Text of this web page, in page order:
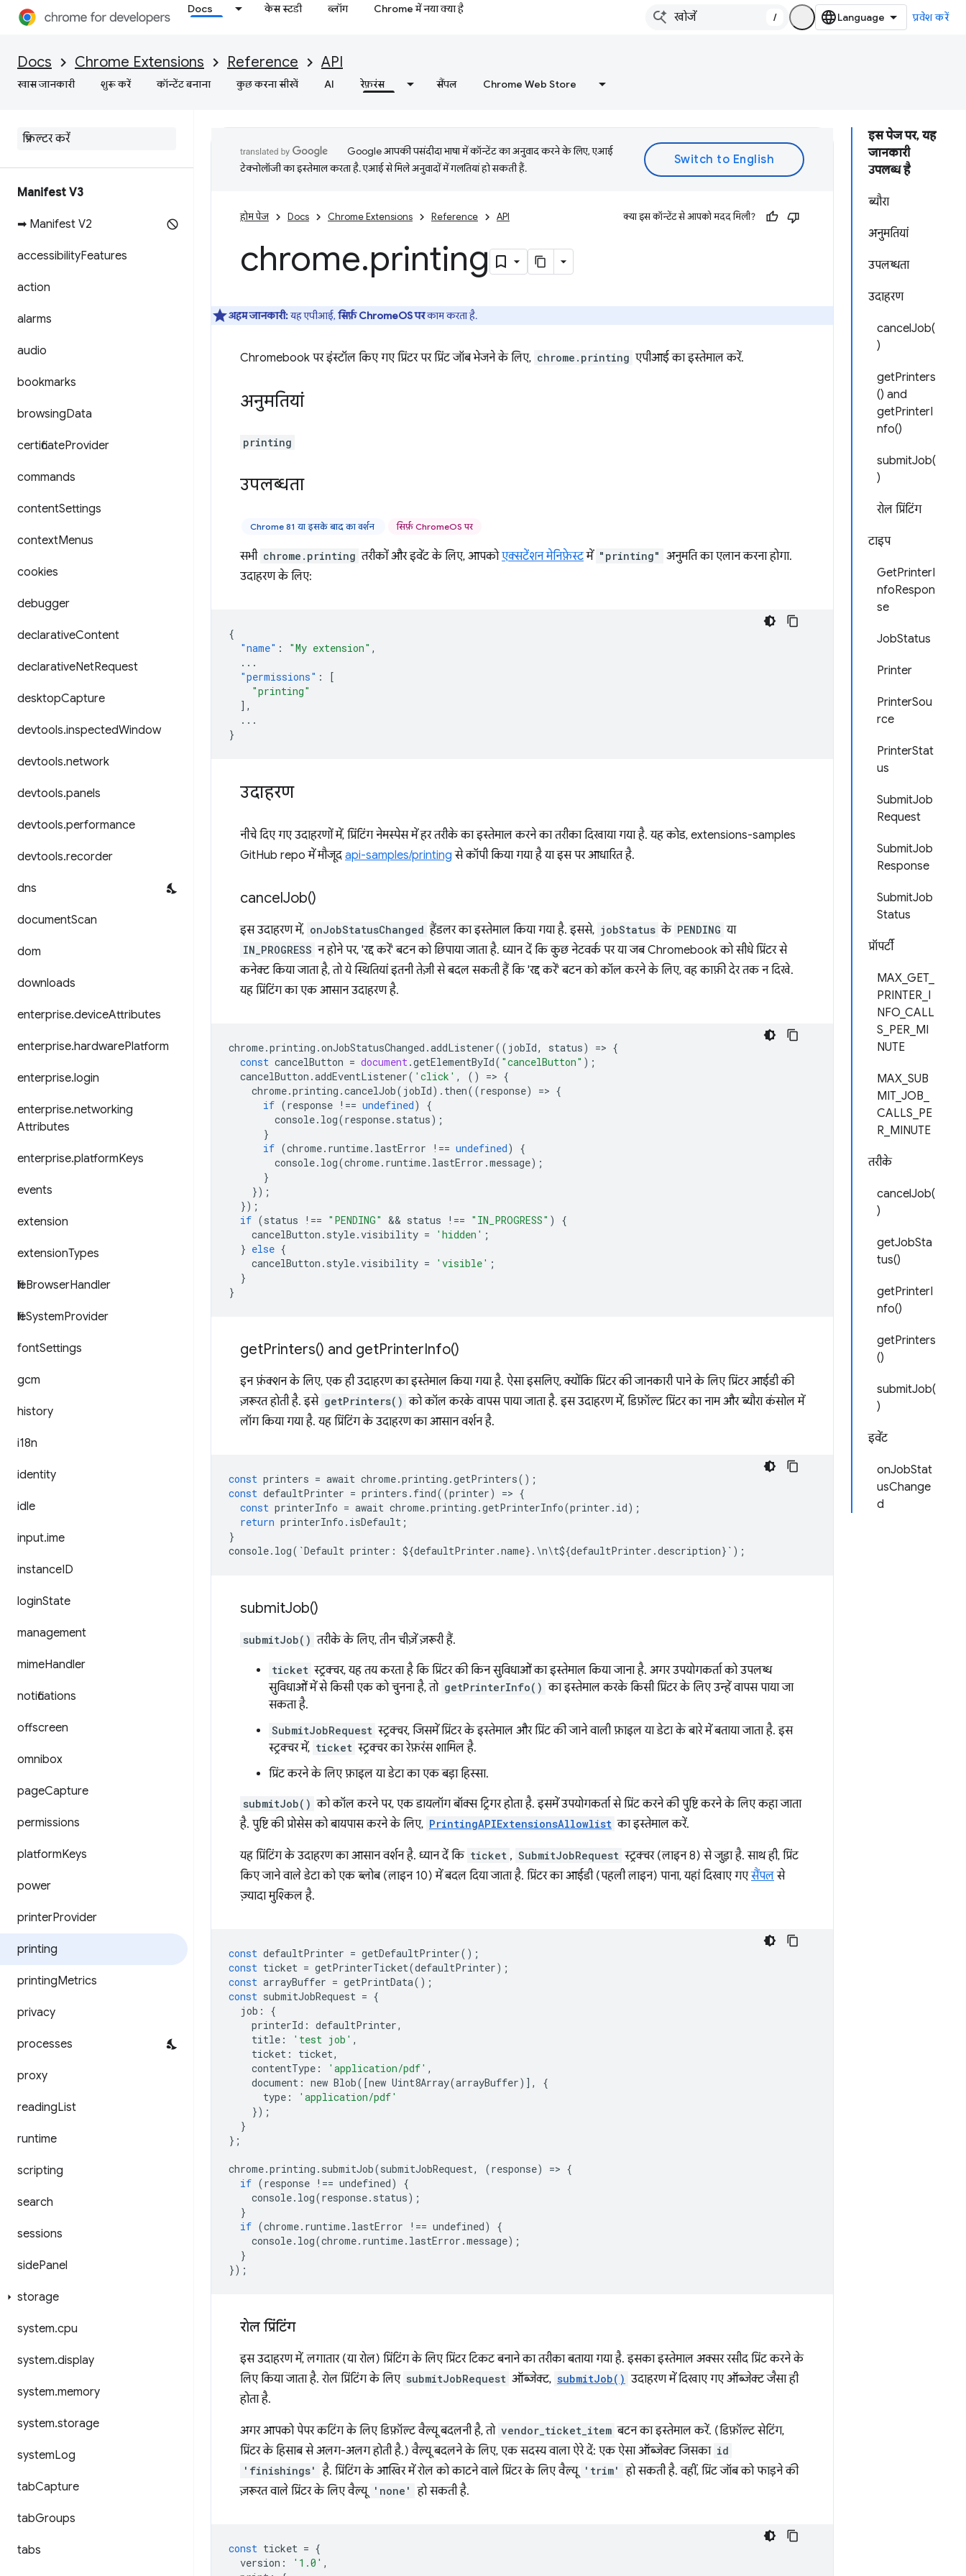
Docs केस स्टडी ब्लॉग Chrome में नया क्या है
/ प्रवेश करें
Docs Chrome Extensions Reference API
खास जानकारी शुरू करें कॉन्टेंट बनाना कुछ करना सीखें AI रेफ़रंस सैंपल Chrome Web Store
Manifest V3
➡ Manifest V2
accessibilityFeatures
action
alarms
audio
bookmarks
browsingData
certificateProvider
commands
contentSettings
contextMenus
cookies
debugger
declarativeContent
declarativeNetRequest
desktopCapture
devtools.inspectedWindow
devtools.network
devtools.panels
devtools.performance
devtools.recorder
dns
documentScan
dom
downloads
enterprise.deviceAttributes
enterprise.hardwarePlatform
enterprise.login
enterprise.networking
Attributes
enterprise.platformKeys
events
extension
extensionTypes
fileBrowserHandler
fileSystemProvider
fontSettings
gcm
history
i18n
identity
idle
input.ime
instanceID
loginState
management
mimeHandler
notifications
offscreen
omnibox
pageCapture
permissions
platformKeys
power
printerProvider
printing
printingMetrics
privacy
processes
proxy
readingList
runtime
scripting
search
sessions
sidePanel
storage
system.cpu
system.display
system.memory
system.storage
systemLog
tabCapture
tabGroups
tabs
इस पेज पर, यह
जानकारी
उपलब्ध है
ब्यौरा
अनुमतियां
उपलब्धता
उदाहरण
cancelJob(
)
getPrinters
() and
getPrinterI
nfo()
submitJob(
)
रोल प्रिंटिंग
टाइप
GetPrinterI
nfoRespon
se
JobStatus
Printer
PrinterSou
rce
PrinterStat
us
SubmitJob
Request
SubmitJob
Response
SubmitJob
Status
प्रॉपर्टी
MAX_GET_
PRINTER_I
NFO_CALL
S_PER_MI
NUTE
MAX_SUB
MIT_JOB_
CALLS_PE
R_MINUTE
तरीके
cancelJob(
)
getJobSta
tus()
getPrinterI
nfo()
getPrinters
()
submitJob(
)
इवेंट
onJobStat
usChange
d
Google आपकी पसंदीदा भाषा में कॉन्टेंट का अनुवाद करने के लिए, एआई
टेक्नोलॉजी का इस्तेमाल करता है. एआई से मिले अनुवादों में गलतियां हो सकती हैं.
होम पेज Docs Chrome Extensions Reference API क्या इस कॉन्टेंट से आपको मदद मिली?
chrome.printing
अहम जानकारी:यह एपीआई, सिर्फ़ ChromeOS परकाम करता है.
Chromebook पर इंस्टॉल किए गए प्रिंटर पर प्रिंट जॉब भेजने के लिए, chrome.printing एपीआई का इस्तेमाल करें.
अनुमतियां
printing
उपलब्धता
Chrome 81 या इसके बाद का वर्शन सिर्फ़ ChromeOS पर
सभी chrome.printing तरीकों और इवेंट के लिए, आपकोएक्सटेंशन मेनिफ़ेस्टमें "printing" अनुमति का एलान करना होगा.
उदाहरण के लिए:
{
"name" : "My extension" ,
...
"permissions" :
[
"printing"
],
...
}
उदाहरण
नीचे दिए गए उदाहरणों में, प्रिंटिंग नेमस्पेस में हर तरीके का इस्तेमाल करने का तरीका दिखाया गया है. यह कोड, extensions-samples
GitHub repo में मौजूद api-samples/printing से कॉपी किया गया है या इस पर आधारित है.
cancelJob()
इस उदाहरण में, onJobStatusChanged हैंडलर का इस्तेमाल किया गया है. इससे, jobStatus के PENDING या
IN_PROGRESS न होने पर, 'रद्द करें' बटन को छिपाया जाता है. ध्यान दें कि कुछ नेटवर्क पर या जब Chromebook को सीधे प्रिंटर से
कनेक्ट किया जाता है, तो ये स्थितियां इतनी तेज़ी से बदल सकती हैं कि 'रद्द करें' बटन को कॉल करने के लिए, वह काफ़ी देर तक न दिखे.
यह प्रिंटिंग का एक आसान उदाहरण है.
chrome.printing .onJobStatusChanged .addListener(( jobId, status) => {
const cancelButton = document.getElementById( "cancelButton" );
cancelButton .addEventListener( 'click' , () => {
chrome.printing .cancelJob( jobId). then((response) => {
if (response !== undefined)
{
console. log(response. status);
}
if (chrome. runtime. lastError !== undefined)
{
console. log(chrome. runtime. lastError .message);
}
});
});
if (status !== "PENDING" && status !== "IN_PROGRESS" )
{
cancelButton . style.visibility = 'hidden' ;
} else {
cancelButton . style.visibility = 'visible' ;
}
}
getPrinters() and getPrinterInfo()
इन फ़ंक्शन के लिए, एक ही उदाहरण का इस्तेमाल किया गया है. ऐसा इसलिए, क्योंकि प्रिंटर की जानकारी पाने के लिए प्रिंटर आईडी की
ज़रूरत होती है. इसे getPrinters() को कॉल करके वापस पाया जाता है. इस उदाहरण में, डिफ़ॉल्ट प्रिंटर का नाम और ब्यौरा कंसोल में
लॉग किया गया है. यह प्रिंटिंग के उदाहरण का आसान वर्शन है.
const printers = await chrome.printing .getPrinters();
const defaultPrinter = printers . find((printer) => {
const printerInfo = await chrome.printing .getPrinterInfo(printer . id);
return printerInfo . isDefault ;
}
console. log( `Default printer : ${defaultPrinter .name} . \n\t${defaultPrinter .description} ` );
submitJob()
submitJob() तरीके के लिए, तीन चीज़ें ज़रूरी हैं.
ticket स्ट्रक्चर, यह तय करता है कि प्रिंटर की किन सुविधाओं का इस्तेमाल किया जाना है. अगर उपयोगकर्ता को उपलब्ध
सुविधाओं में से किसी एक को चुनना है, तो getPrinterInfo() का इस्तेमाल करके किसी प्रिंटर के लिए उन्हें वापस पाया जा
सकता है.
SubmitJobRequest स्ट्रक्चर, जिसमें प्रिंटर के इस्तेमाल और प्रिंट की जाने वाली फ़ाइल या डेटा के बारे में बताया जाता है. इस
स्ट्रक्चर में, ticket स्ट्रक्चर का रेफ़रंस शामिल है.
प्रिंट करने के लिए फ़ाइल या डेटा का एक बड़ा हिस्सा.
submitJob() को कॉल करने पर, एक डायलॉग बॉक्स ट्रिगर होता है. इसमें उपयोगकर्ता से प्रिंट करने की पुष्टि करने के लिए कहा जाता
है. पुष्टि की प्रोसेस को बायपास करने के लिए, PrintingAPIExtensionsAllowlist का इस्तेमाल करें.
यह प्रिंटिंग के उदाहरण का आसान वर्शन है. ध्यान दें कि ticket , SubmitJobRequest स्ट्रक्चर (लाइन 8) से जुड़ा है. साथ ही, प्रिंट
किए जाने वाले डेटा को एक ब्लोब (लाइन 10) में बदल दिया जाता है. प्रिंटर का आईडी (पहली लाइन) पाना, यहां दिखाए गएसैंपलसे
ज़्यादा मुश्किल है.
const defaultPrinter = getDefaultPrinter();
const ticket = getPrinterTicket(defaultPrinter);
const arrayBuffer = getPrintData();
const submitJobRequest = {
job :
{
printerId : defaultPrinter,
title : 'test job' ,
ticket : ticket,
contentType : 'application/pdf' ,
document : new Blob([new Uint8Array(arrayBuffer)],
{
type :
'application/pdf'
});
}
};
chrome.printing . submitJob(submitJobRequest, (response) => {
if (response !== undefined)
{
console. log(response. status);
}
if (chrome. runtime. lastError !== undefined)
{
console. log(chrome. runtime. lastError .message);
}
});
रोल प्रिंटिंग
इस उदाहरण में, लगातार (या रोल) प्रिंटिंग के लिए प्रिंटर टिकट बनाने का तरीका बताया गया है. इसका इस्तेमाल अक्सर रसीद प्रिंट करने के
लिए किया जाता है. रोल प्रिंटिंग के लिए submitJobRequest ऑब्जेक्ट, submitJob() उदाहरण में दिखाए गए ऑब्जेक्ट जैसा ही
होता है.
अगर आपको पेपर कटिंग के लिए डिफ़ॉल्ट वैल्यू बदलनी है, तो vendor_ticket_item बटन का इस्तेमाल करें. (डिफ़ॉल्ट सेटिंग,
प्रिंटर के हिसाब से अलग-अलग होती है.) वैल्यू बदलने के लिए, एक सदस्य वाला ऐरे दें: एक ऐसा ऑब्जेक्ट जिसका id
'finishings' है. प्रिंटिंग के आखिर में रोल को काटने वाले प्रिंटर के लिए वैल्यू 'trim' हो सकती है. वहीं, प्रिंट जॉब को फाड़ने की
ज़रूरत वाले प्रिंटर के लिए वैल्यू 'none' हो सकती है.
const ticket = {
version : '1.0' ,